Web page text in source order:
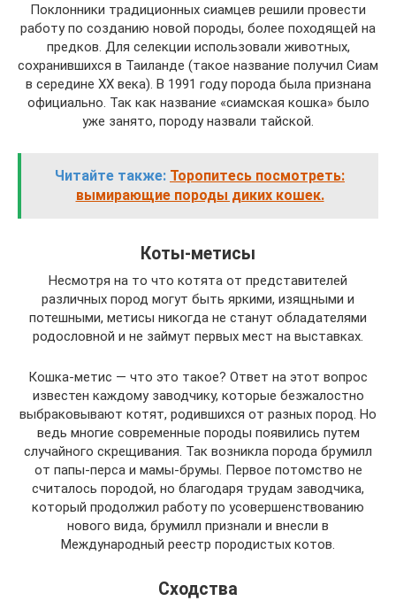
Поклонники традиционных сиамцев решили провести
работу по созданию новой породы, более походящей на
предков. Для селекции использовали животных,
сохранившихся в Таиланде (такое название получил Сиам
в середине XX века). В 1991 году порода была признана
официально. Так как название «сиамская кошка» было
уже занято, породу назвали тайской.
Читайте также: Торопитесь посмотреть:
вымирающие породы диких кошек.
Коты-метисы
Несмотря на то что котята от представителей
различных пород могут быть яркими, изящными и
потешными, метисы никогда не станут обладателями
родословной и не займут первых мест на выставках.
Кошка-метис — что это такое? Ответ на этот вопрос
известен каждому заводчику, которые безжалостно
выбраковывают котят, родившихся от разных пород. Но
ведь многие современные породы появились путем
случайного скрещивания. Так возникла порода брумилл
от папы-перса и мамы-брумы. Первое потомство не
считалось породой, но благодаря трудам заводчика,
который продолжил работу по усовершенствованию
нового вида, брумилл признали и внесли в
Международный реестр породистых котов.
Сходства